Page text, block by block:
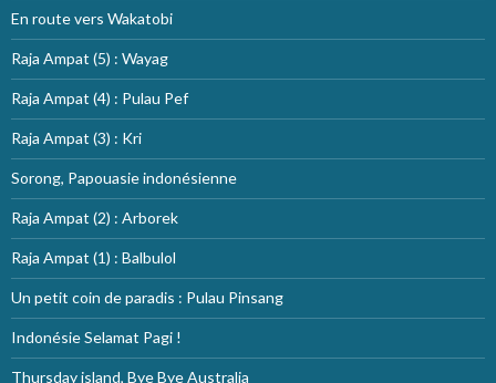
En route vers Wakatobi
Raja Ampat (5) : Wayag
Raja Ampat (4) : Pulau Pef
Raja Ampat (3) : Kri
Sorong, Papouasie indonésienne
Raja Ampat (2) : Arborek
Raja Ampat (1) : Balbulol
Un petit coin de paradis : Pulau Pinsang
Indonésie Selamat Pagi !
Thursday island, Bye Bye Australia